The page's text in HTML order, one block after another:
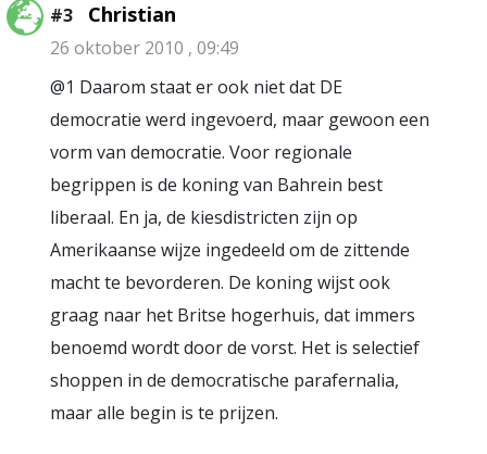
#3 Christian
26 oktober 2010 , 09:49
@1 Daarom staat er ook niet dat DE
democratie werd ingevoerd, maar gewoon een
vorm van democratie. Voor regionale
begrippen is de koning van Bahrein best
liberaal. En ja, de kiesdistricten zijn op
Amerikaanse wijze ingedeeld om de zittende
macht te bevorderen. De koning wijst ook
graag naar het Britse hogerhuis, dat immers
benoemd wordt door de vorst. Het is selectief
shoppen in de democratische parafernalia,
maar alle begin is te prijzen.